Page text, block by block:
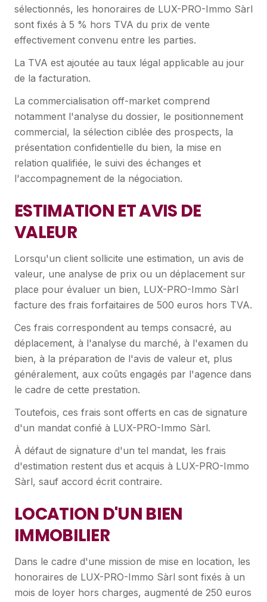
sélectionnés, les honoraires de LUX-PRO-Immo Sàrl
sont fixés à 5 % hors TVA du prix de vente
effectivement convenu entre les parties.
La TVA est ajoutée au taux légal applicable au jour
de la facturation.
La commercialisation off-market comprend
notamment l'analyse du dossier, le positionnement
commercial, la sélection ciblée des prospects, la
présentation confidentielle du bien, la mise en
relation qualifiée, le suivi des échanges et
l'accompagnement de la négociation.
ESTIMATION ET AVIS DE
VALEUR
Lorsqu'un client sollicite une estimation, un avis de
valeur, une analyse de prix ou un déplacement sur
place pour évaluer un bien, LUX-PRO-Immo Sàrl
facture des frais forfaitaires de 500 euros hors TVA.
Ces frais correspondent au temps consacré, au
déplacement, à l'analyse du marché, à l'examen du
bien, à la préparation de l'avis de valeur et, plus
généralement, aux coûts engagés par l'agence dans
le cadre de cette prestation.
Toutefois, ces frais sont offerts en cas de signature
d'un mandat confié à LUX-PRO-Immo Sàrl.
À défaut de signature d'un tel mandat, les frais
d'estimation restent dus et acquis à LUX-PRO-Immo
Sàrl, sauf accord écrit contraire.
LOCATION D'UN BIEN
IMMOBILIER
Dans le cadre d'une mission de mise en location, les
honoraires de LUX-PRO-Immo Sàrl sont fixés à un
mois de loyer hors charges, augmenté de 250 euros